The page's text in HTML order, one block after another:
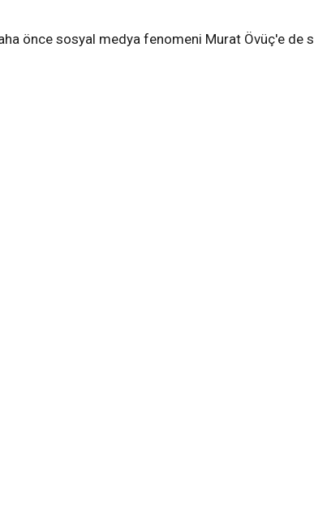
önce sosyal medya fenomeni Murat Övüç'e de